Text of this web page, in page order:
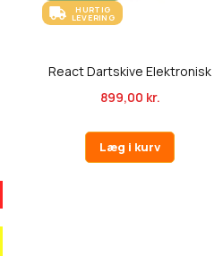
HURTIG
LEVERING
React Dartskive Elektronisk
899,00 kr.
Læg i kurv